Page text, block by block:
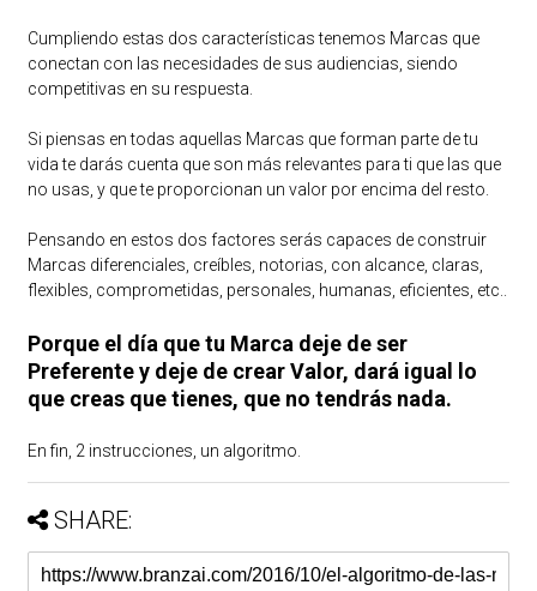
Cumpliendo estas dos características tenemos Marcas que
conectan con las necesidades de sus audiencias, siendo
competitivas en su respuesta.
Si piensas en todas aquellas Marcas que forman parte de tu
vida te darás cuenta que son más relevantes para ti que las que
no usas, y que te proporcionan un valor por encima del resto.
Pensando en estos dos factores serás capaces de construir
Marcas diferenciales, creíbles, notorias, con alcance, claras,
flexibles, comprometidas, personales, humanas, eficientes, etc..
Porque el día que tu Marca deje de ser
Preferente y deje de crear Valor, dará igual lo
que creas que tienes, que no tendrás nada.
En fin, 2 instrucciones, un algoritmo.
SHARE: